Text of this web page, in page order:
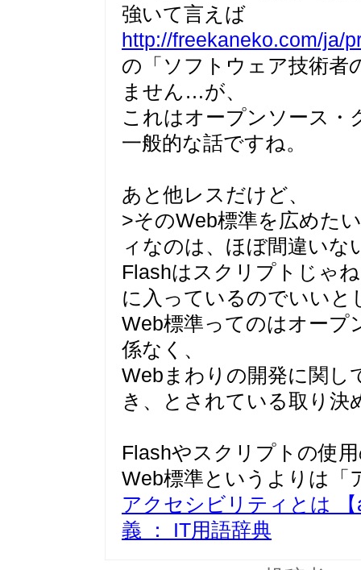
強いて言えば
http://freekaneko.com/ja/
の「ソフトウェア技術者
ません…が、
これはオープンソース・
一般的な話ですね。
あと他レスだけど、
>そのWeb標準を広めた
ィなのは、ほぼ間違いな
Flashはスクリプトじゃ
に入っているのでいいと
Web標準ってのはオープ
係なく、
Webまわりの開発に関し
き、とされている取り決
Flashやスクリプトの使
Web標準というよりは「
アクセシビリティとは
義 ： IT用語辞典